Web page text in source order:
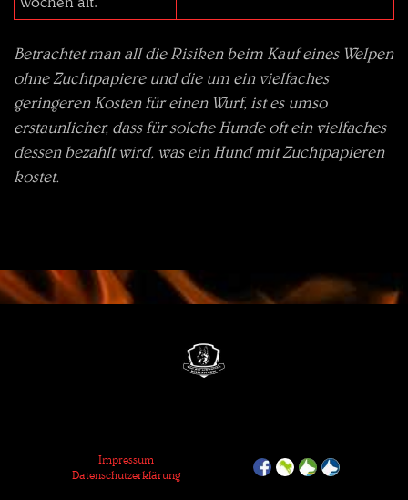
Betrachtet man all die Risiken beim Kauf eines Welpen
ohne Zuchtpapiere und die um ein vielfaches
geringeren Kosten für einen Wurf, ist es umso
erstaunlicher, dass für solche Hunde oft ein vielfaches
dessen bezahlt wird, was ein Hund mit Zuchtpapieren
kostet.
Impressum
Datenschutzerklärung